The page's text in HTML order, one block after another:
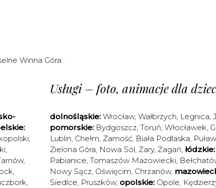
Winna Góra .
,
,
,
,
,
Usługi – foto, animacje dla
dolnośląskie: Wrocław, Wałbrzych, Legnica,
pomorskie: Bydgoszcz, Toruń, Włocławek,
Lublin, Chełm, Zamość, Biała Podlaska,
Zielona Góra, Nowa Sól, Żary, Żagań, łódzkie:
Pabianice, Tomaszów Mazowiecki,
Nowy Sącz, Oświęcim, Chrzanów,
Siedlce, Pruszków, opolskie: Opole,